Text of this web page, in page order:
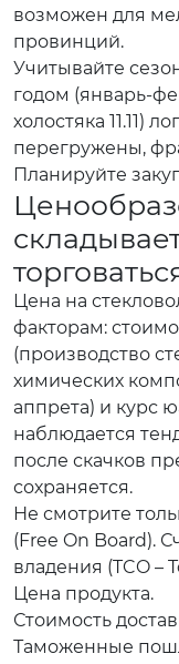
возможен для
провинций.
Учитывайте
годом (январь-
холостяка 11.11)
перегружены,
Планируйте
Цена на
факторам:
(производство
химических
аппрета) и курс
наблюдается
после скачков
сохраняется.
Не смотрите
(Free On Board).
владения (TCO –
Цена продукта.
Стоимость
Таможенные